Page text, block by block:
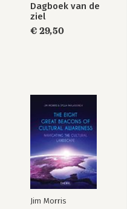
Dagboek van de
ziel
€ 29,50
Jim Morris